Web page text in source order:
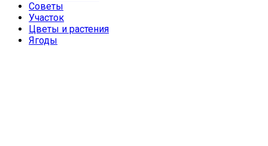
Советы
Участок
Цветы и растения
Ягоды